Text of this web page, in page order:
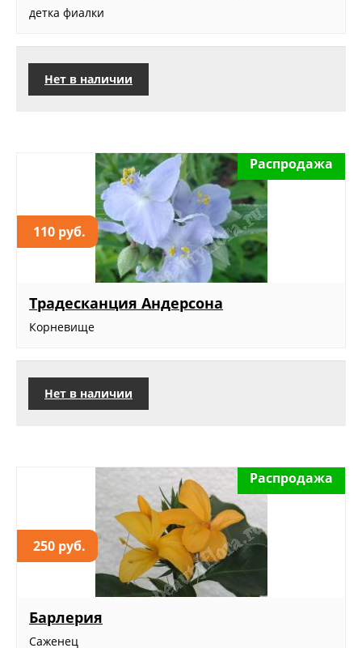
детка фиалки
Нет в наличии
110 руб.
Распродажа
Традесканция Андерсона
Корневище
Нет в наличии
250 руб.
Распродажа
Барлерия
Саженец